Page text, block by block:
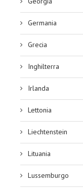
Germania
Grecia
Inghilterra
Irlanda
Lettonia
Liechtenstein
Lituania
Lussemburgo